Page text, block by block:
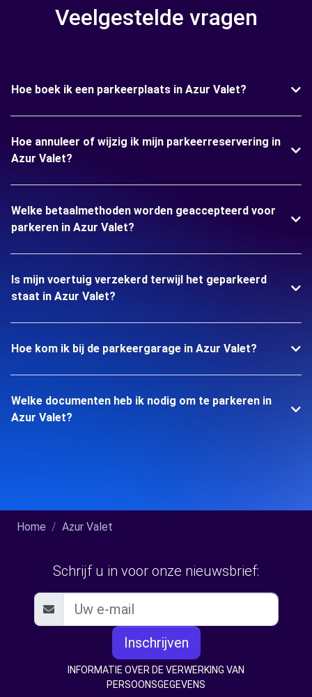
Veelgestelde vragen
Hoe boek ik een parkeerplaats in Azur Valet?
Hoe annuleer of wijzig ik mijn parkeerreservering in
Azur Valet?
Welke betaalmethoden worden geaccepteerd voor
parkeren in Azur Valet?
Is mijn voertuig verzekerd terwijl het geparkeerd
staat in Azur Valet?
Hoe kom ik bij de parkeergarage in Azur Valet?
Welke documenten heb ik nodig om te parkeren in
Azur Valet?
Home Azur Valet
Schrijf u in voor onze nieuwsbrief:
Inschrijven
INFORMATIE OVER DE VERWERKING VAN
PERSOONSGEGEVENS